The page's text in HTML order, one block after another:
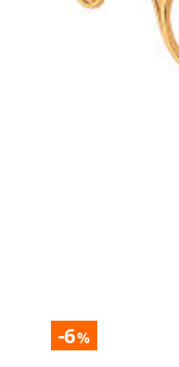
-6%